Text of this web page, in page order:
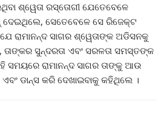
ଶ୍ୱେତା ରସ୍ତୋଗୀ ଯେତେବେଳେ
ଦେଇଥିଲେ, ସେତେବେଳେ ସେ ରିଜେକ୍ଟ
ରାମାନନ୍ଦ ସାଗର ଶ୍ୱେତାଙ୍କ ଅଡିସନକୁ
ସୁନ୍ଦରତା ଏବଂ ସରଳତା ସମସ୍ତଙ୍କ
ସମୟରେ ରାମାନନ୍ଦ ସାଗର ତାଙ୍କୁ ଆଉ
ଡାନ୍ସ କରି ଦେଖାଇବାକୁ କହିଥିଲେ ।